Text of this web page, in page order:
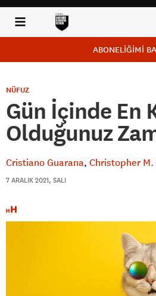
ABONELİĞİMİ
NÜFUZ
Gün İçinde En
Olduğunuz
Cristiano Guarana Christopher M.
7 ARALIK 2021, SALI